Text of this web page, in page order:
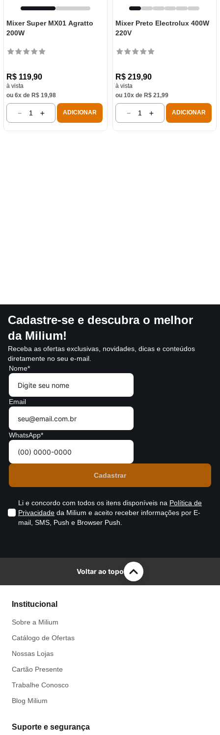
Mixer Super MX01 Agratto
200W
R$ 119,90
à vista
ou 6x de R$ 19,98
＋
－ ADICIONAR
Mixer Preto Electrolux 400W
220V
R$ 219,90
à vista
ou 10x de R$ 21,99
＋
－ ADICIONAR
Cadastre-se e descubra o melhor
da Milium!
Receba as ofertas exclusivas, novidades, dicas e conteúdos
diretamente no seu e-mail.
Nome*
Email
WhatsApp*
Li e concordo com todos os itens disponíveis na Política de
Privacidade da Milium e aceito receber informações por E-
mail, SMS, Push e Browser Push.
Voltar ao topo
Institucional
Sobre a Milium
Catálogo de Ofertas
Nossas Lojas
Cartão Presente
Trabalhe Conosco
Blog Milium
Suporte e segurança